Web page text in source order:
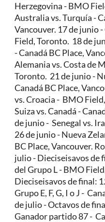
Herzegovina - BMO
Australia vs. Turquía -
Vancouver. 17 de junio
Field, Toronto. 18 de
- Canadá BC Place,
Alemania vs. Costa de
Toronto. 21 de junio -
Canadá BC Place,
vs. Croacia - BMO
Suiza vs. Canadá -
de junio - Senegal vs.
26 de junio - Nueva
BC Place, Vancouver.
julio - Dieciseisavos de
del Grupo L - BMO
Dieciseisavos de final:
Grupo E, F, G, I o J -
de julio - Octavos de
Ganador partido 87 -